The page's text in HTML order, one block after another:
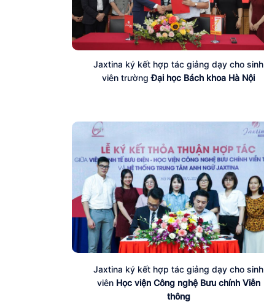
Jaxtina ký kết hợp tác giảng dạy cho sinh
viên trườngĐại học Bách khoa Hà Nội
Jaxtina ký kết hợp tác giảng dạy cho sinh
viên Học viện Công nghệ Bưu chính Viễn
thông